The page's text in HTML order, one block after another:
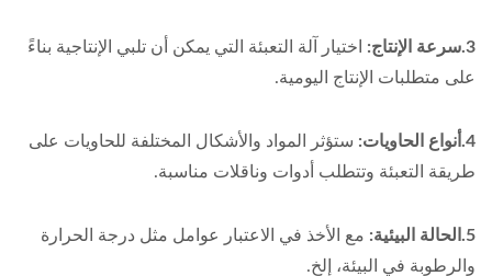
3.سرعة الإنتاج:
اختيار آلة التعبئة التي يمكن أن تلبي الإنتاجية بناءً
على متطلبات الإنتاج اليومية.
4.أنواع الحاويات:
ستؤثر المواد والأشكال المختلفة للحاويات على
طريقة التعبئة وتتطلب أدوات وناقلات مناسبة.
5.الحالة البيئية:
مع الأخذ في الاعتبار عوامل مثل درجة الحرارة
والرطوبة في البيئة، إلخ.